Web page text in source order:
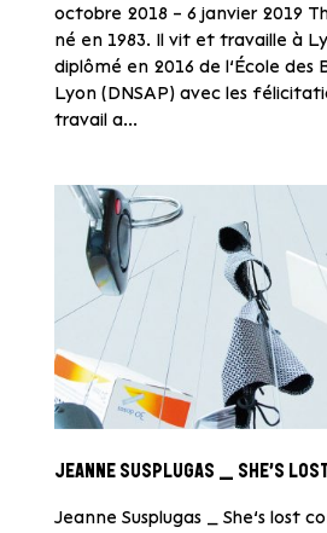
octobre 2018 – 6 janvier 2019
né en 1983. Il vit et travaille à
diplômé en 2016 de l’École des
Lyon (DNSAP) avec les
travail a...
JEANNE SUSPLUGAS _ SHE’S
Jeanne Susplugas _ She’s lost